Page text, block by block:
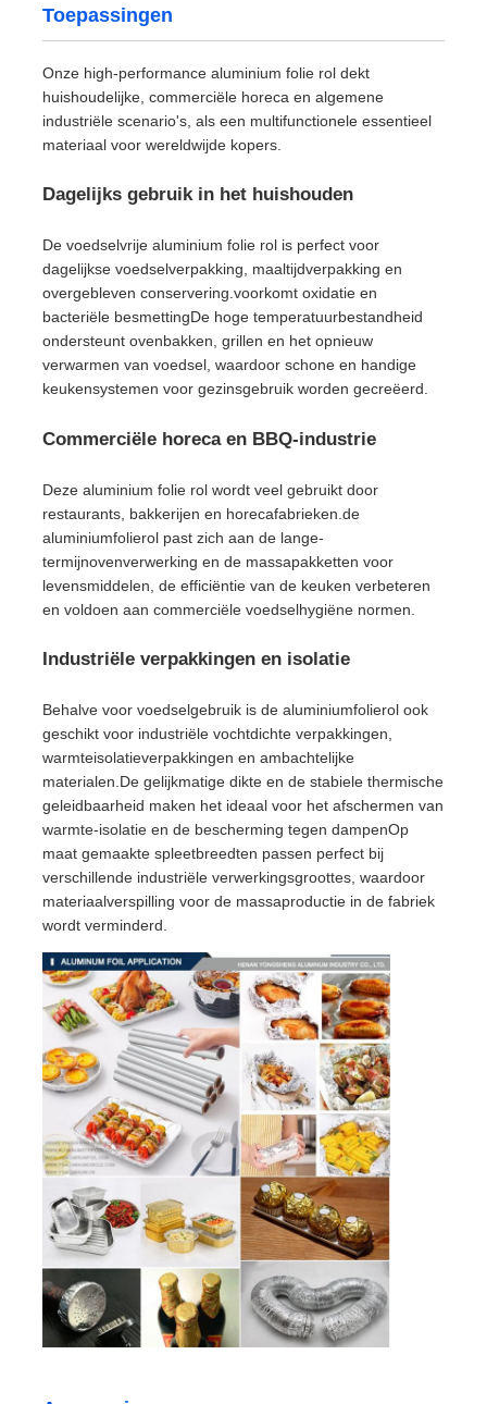
Toepassingen
Onze high-performance aluminium folie rol dekt
huishoudelijke, commerciële horeca en algemene
industriële scenario's, als een multifunctionele essentieel
materiaal voor wereldwijde kopers.
Dagelijks gebruik in het huishouden
De voedselvrije aluminium folie rol is perfect voor
dagelijkse voedselverpakking, maaltijdverpakking en
overgebleven conservering.voorkomt oxidatie en
bacteriële besmettingDe hoge temperatuurbestandheid
ondersteunt ovenbakken, grillen en het opnieuw
verwarmen van voedsel, waardoor schone en handige
keukensystemen voor gezinsgebruik worden gecreëerd.
Commerciële horeca en BBQ-industrie
Deze aluminium folie rol wordt veel gebruikt door
restaurants, bakkerijen en horecafabrieken.de
aluminiumfolierol past zich aan de lange-
termijnovenverwerking en de massapakketten voor
levensmiddelen, de efficiëntie van de keuken verbeteren
en voldoen aan commerciële voedselhygiëne normen.
Industriële verpakkingen en isolatie
Behalve voor voedselgebruik is de aluminiumfolierol ook
geschikt voor industriële vochtdichte verpakkingen,
warmteisolatieverpakkingen en ambachtelijke
materialen.De gelijkmatige dikte en de stabiele thermische
geleidbaarheid maken het ideaal voor het afschermen van
warmte-isolatie en de bescherming tegen dampenOp
maat gemaakte spleetbreedten passen perfect bij
verschillende industriële verwerkingsgroottes, waardoor
materiaalverspilling voor de massaproductie in de fabriek
wordt verminderd.